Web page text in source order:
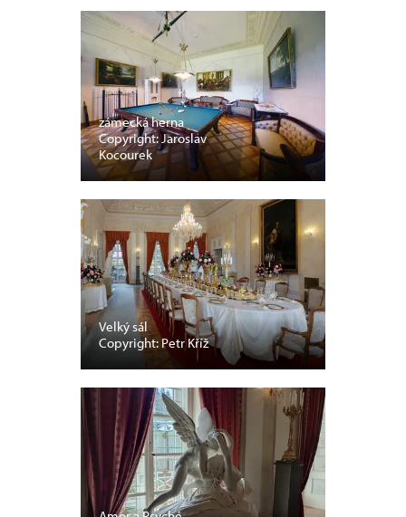
zámecká herna
Copyright: Jaroslav
Kocourek
Velký sál
Copyright: Petr Kříž